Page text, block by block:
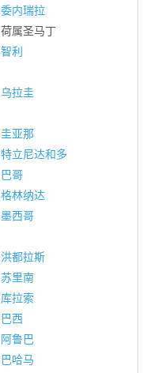
委内瑞拉
荷属圣马丁
智利
乌拉圭
圭亚那
特立尼达和多
巴哥
格林纳达
墨西哥
洪都拉斯
苏里南
库拉索
巴西
阿鲁巴
巴哈马